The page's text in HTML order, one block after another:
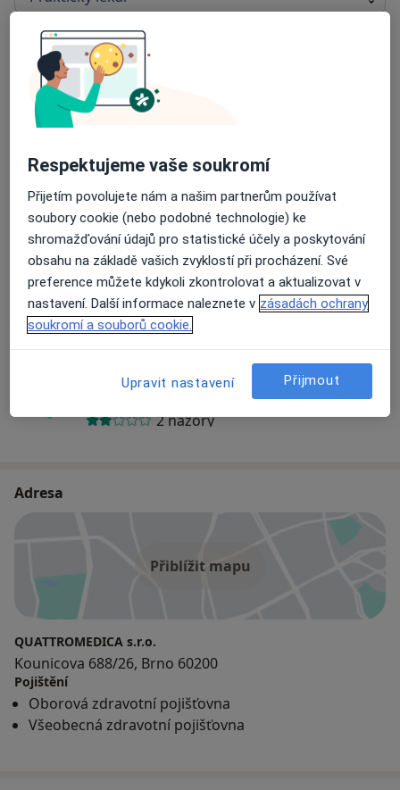
MUDr. Blanka Vrecníková
Praktický lékař
MUDr. Eva Rutová
Praktický lékař
11 názorů
Anna Vlčková
Internista, Praktický lékař
Internista, Praktický lékař
2 názory
Adresa
Přiblížit mapu
QUATTROMEDICA s.r.o.
Kounicova 688/26, Brno 60200
Pojištění
Oborová zdravotní pojišťovna
Všeobecná zdravotní pojišťovna
Respektujeme vaše soukromí
Přijetím povolujete nám a našim partnerům používat
soubory cookie (nebo podobné technologie) ke
shromažďování údajů pro statistické účely a poskytování
obsahu na základě vašich zvyklostí při procházení. Své
preference můžete kdykoli zkontrolovat a aktualizovat v
nastavení. Další informace naleznete v zásadách ochrany
soukromí a souborů cookie.
Upravit nastavení Přijmout